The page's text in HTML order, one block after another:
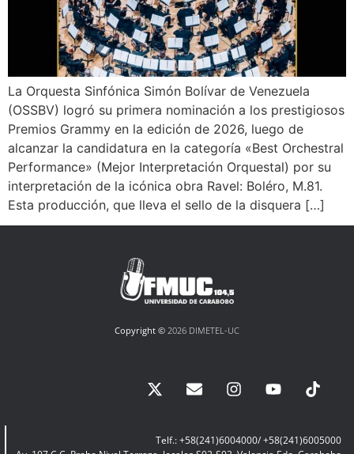
La Orquesta Sinfónica Simón Bolívar de Venezuela
(OSSBV) logró su primera nominación a los prestigiosos
Premios Grammy en la edición de 2026, luego de
alcanzar la candidatura en la categoría «Best Orchestral
Performance» (Mejor Interpretación Orquestal) por su
interpretación de la icónica obra Ravel: Boléro, M.81.
Esta producción, que lleva el sello de la disquera […]
Copyright © 2026 DIMETEL-UC
Telf.: +58(241)6004000/ +58(241)6005000